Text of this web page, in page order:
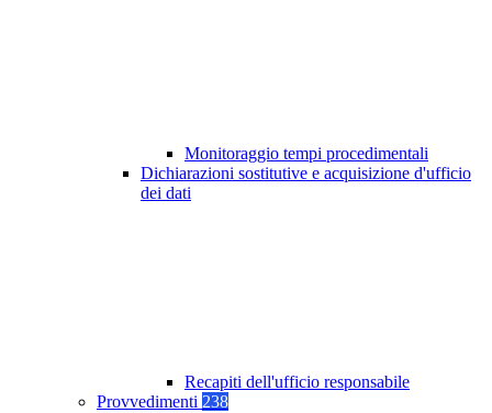
Monitoraggio tempi procedimentali
Dichiarazioni sostitutive e acquisizione d'ufficio
dei dati
Recapiti dell'ufficio responsabile
Provvedimenti 238